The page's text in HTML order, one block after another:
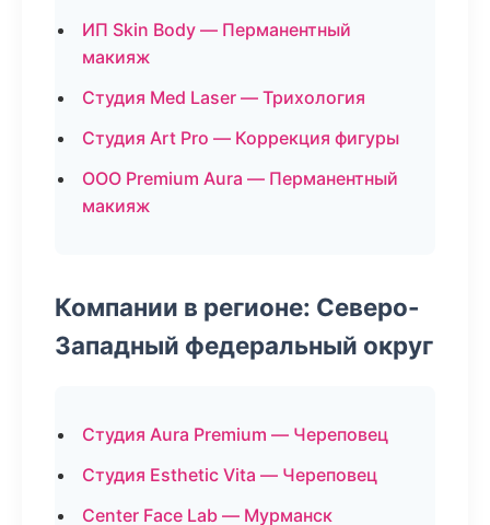
ИП Skin Body — Перманентный
макияж
Студия Med Laser — Трихология
Студия Art Pro — Коррекция фигуры
ООО Premium Aura — Перманентный
макияж
Компании в регионе: Северо-
Западный федеральный округ
Студия Aura Premium — Череповец
Студия Esthetic Vita — Череповец
Center Face Lab — Мурманск